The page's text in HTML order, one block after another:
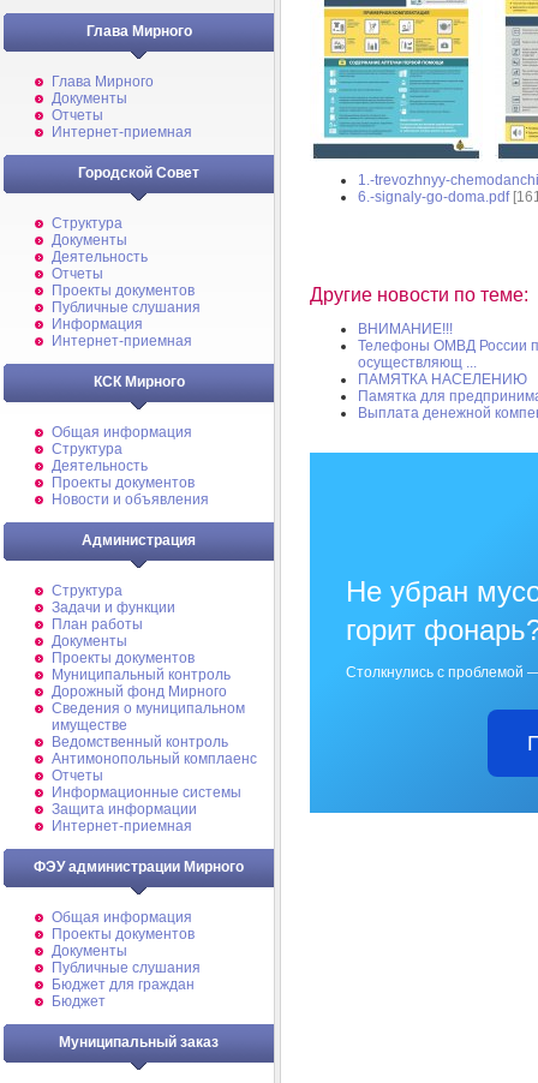
Глава Мирного
Глава Мирного
Документы
Отчеты
Интернет-приемная
Городской Совет
Структура
Документы
Деятельность
Отчеты
Проекты документов
Публичные слушания
Информация
Интернет-приемная
КСК Мирного
Общая информация
Структура
Деятельность
Проекты документов
Новости и объявления
Администрация
Структура
Задачи и функции
План работы
Документы
Проекты документов
Муниципальный контроль
Дорожный фонд Мирного
Cведения о муниципальном
имуществе
Ведомственный контроль
Антимонопольный комплаенс
Отчеты
Информационные системы
Защита информации
Интернет-приемная
ФЭУ администрации Мирного
Общая информация
Проекты документов
Документы
Публичные слушания
Бюджет для граждан
Бюджет
Муниципальный заказ
1.-trevozhnyy-
6.-signaly-go-doma.pdf
Другие новости по теме:
ВНИМАНИЕ!!!
Телефоны ОМВД России
осуществляющ ...
ПАМЯТКА НАСЕЛЕНИЮ
Памятка для
Выплата денежной
Не убран
горит
Столкнулись с проблемой